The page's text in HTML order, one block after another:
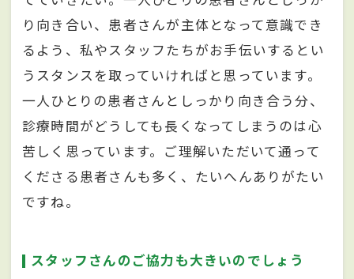
り向き合い、患者さんが主体となって意識でき
るよう、私やスタッフたちがお手伝いするとい
うスタンスを取っていければと思っています。
一人ひとりの患者さんとしっかり向き合う分、
診療時間がどうしても長くなってしまうのは心
苦しく思っています。ご理解いただいて通って
くださる患者さんも多く、たいへんありがたい
ですね。
スタッフさんのご協力も大きいのでしょう